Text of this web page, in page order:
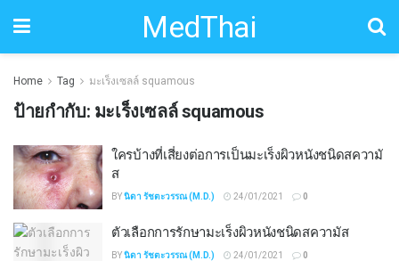
MedThai
Home Tag มะเร็งเซลล์ squamous
ป้ายกำกับ: มะเร็งเซลล์ squamous
ใครบ้างที่เสี่ยงต่อการเป็นมะเร็งผิวหนังชนิดสความั
ส
BYนิดา รัชตะวรรณ (M.D.) 24/01/2021 0
ตัวเลือกการรักษามะเร็งผิวหนังชนิดสความัส
BYนิดา รัชตะวรรณ (M.D.) 24/01/2021 0